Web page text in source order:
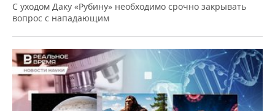
С уходом Даку «Рубину» необходимо срочно закрывать
вопрос с нападающим